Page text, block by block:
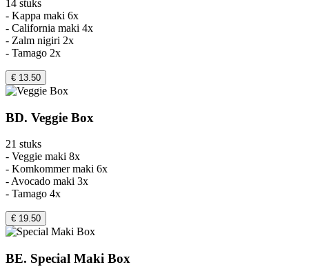
14 stuks
- Kappa maki 6x
- California maki 4x
- Zalm nigiri 2x
- Tamago 2x
€ 13.50
BD. Veggie Box
21 stuks
- Veggie maki 8x
- Komkommer maki 6x
- Avocado maki 3x
- Tamago 4x
€ 19.50
BE. Special Maki Box